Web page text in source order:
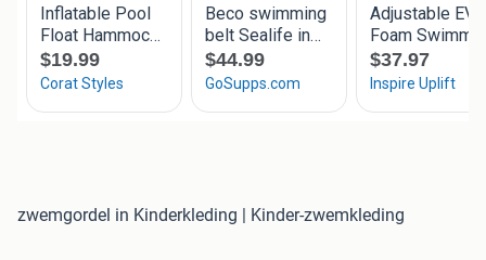
zwemgordel in Kinderkleding | Kinder-zwemkleding